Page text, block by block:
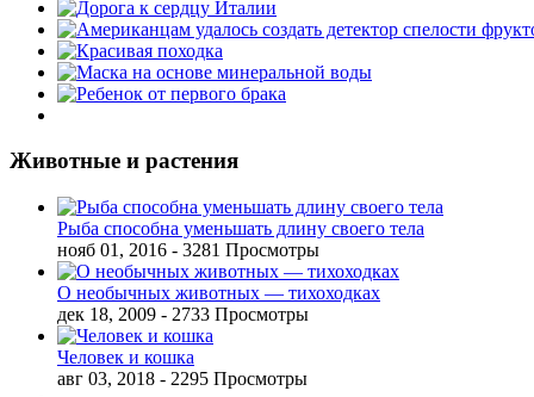
Животные и растения
Рыба способна уменьшать длину своего тела
нояб 01, 2016 - 3281 Просмотры
О необычных животных — тихоходках
дек 18, 2009 - 2733 Просмотры
Человек и кошка
авг 03, 2018 - 2295 Просмотры